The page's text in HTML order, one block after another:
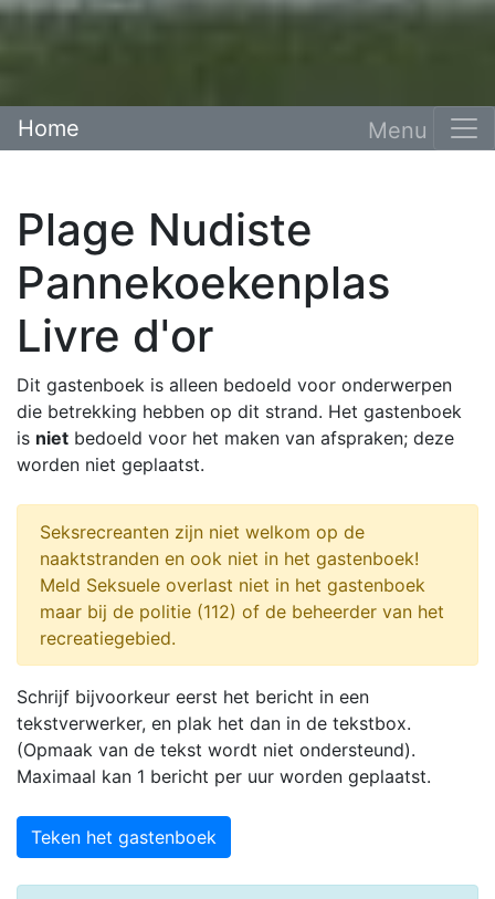
Home
Plage Nudiste
Pannekoekenplas
Livre d'or
Dit gastenboek is alleen bedoeld voor onderwerpen
die betrekking hebben op dit strand. Het gastenboek
is niet bedoeld voor het maken van afspraken; deze
worden niet geplaatst.
Seksrecreanten zijn niet welkom op de
naaktstranden en ook niet in het gastenboek!
Meld Seksuele overlast niet in het gastenboek
maar bij de politie (112) of de beheerder van het
recreatiegebied.
Schrijf bijvoorkeur eerst het bericht in een
tekstverwerker, en plak het dan in de tekstbox.
(Opmaak van de tekst wordt niet ondersteund).
Maximaal kan 1 bericht per uur worden geplaatst.
Teken het gastenboek